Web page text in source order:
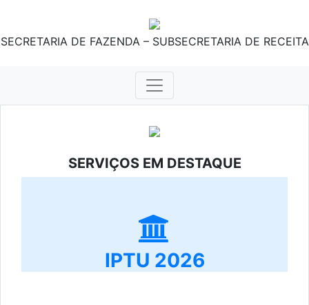
SECRETARIA DE FAZENDA – SUBSECRETARIA DE RECEITA
SERVIÇOS EM DESTAQUE
IPTU 2026